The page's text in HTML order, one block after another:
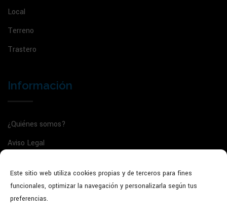
Este sitio web utiliza cookies propias y de terceros para fines
funcionales, optimizar la navegación y personalizarla según tus
preferencias.
Local
Terreno
Trastero
Información
¿Quiénes somos?
Aviso Legal
Política de cookies
Agente de la propiedad inmobiliaria: GVRTE/2025/5022135